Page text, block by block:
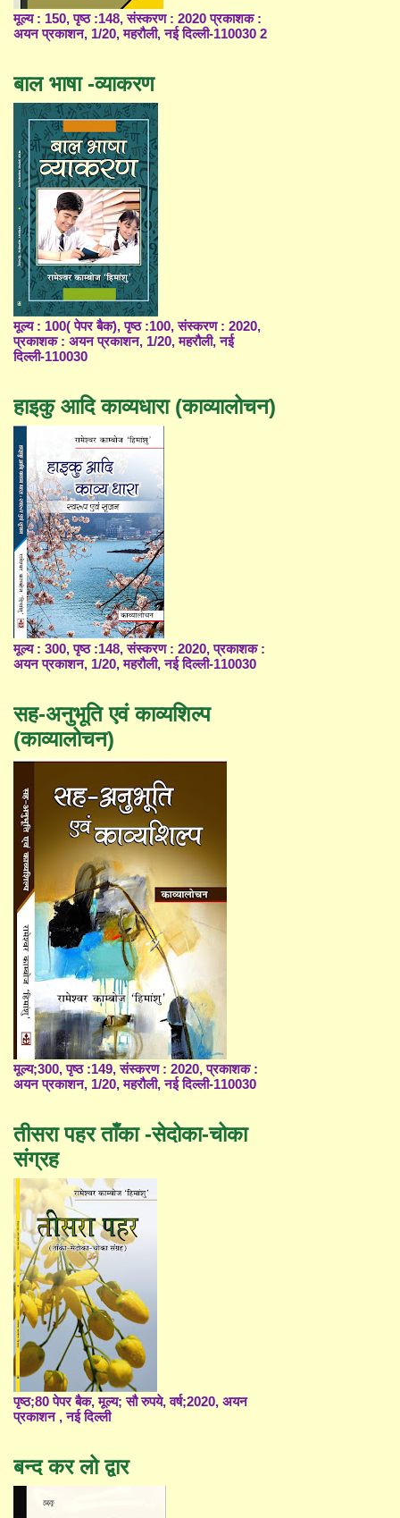
मूल्य : 150, पृष्ठ :148, संस्करण : 2020 प्रकाशक :
अयन प्रकाशन, 1/20, महरौली, नई दिल्ली-110030 2
बाल भाषा -व्याकरण
मूल्य : 100( पेपर बैक), पृष्ठ :100, संस्करण : 2020,
प्रकाशक : अयन प्रकाशन, 1/20, महरौली, नई
दिल्ली-110030
हाइकु आदि काव्यधारा (काव्यालोचन)
मूल्य : 300, पृष्ठ :148, संस्करण : 2020, प्रकाशक :
अयन प्रकाशन, 1/20, महरौली, नई दिल्ली-110030
सह-अनुभूति एवं काव्यशिल्प
(काव्यालोचन)
मूल्य;300, पृष्ठ :149, संस्करण : 2020, प्रकाशक :
अयन प्रकाशन, 1/20, महरौली, नई दिल्ली-110030
तीसरा पहर ताँका -सेदोका-चोका
संग्रह
पृष्ठ;80 पेपर बैक, मूल्य; सौ रुपये, वर्ष;2020, अयन
प्रकाशन , नई दिल्ली
बन्द कर लो द्वार